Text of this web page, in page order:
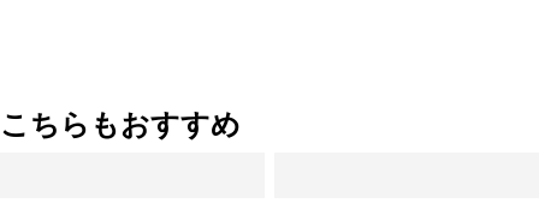
こちらもおすすめ